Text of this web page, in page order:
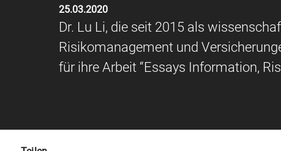
25.03.2020
Dr. Lu Li, die seit 2015 als
Risikomanagement und
für ihre Arbeit “Essays Information,